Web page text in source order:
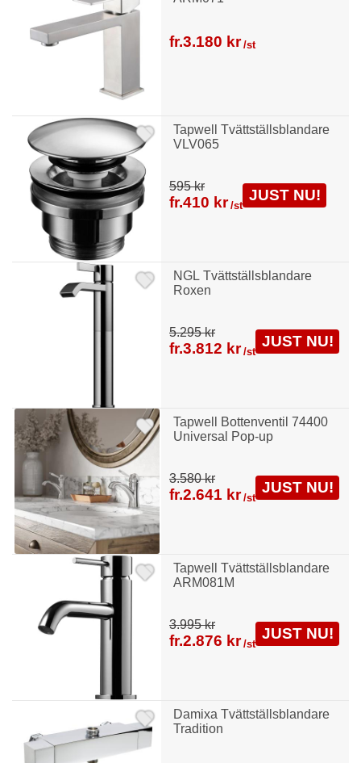
Tapwell Tvättställsblandare
VLV065
NGL Tvättställsblandare
Roxen
fr.3.180 kr /st
Tapwell Bottenventil 74400
Universal Pop-up
595 kr
fr.410 kr /st
JUST NU!
Tapwell Tvättställsblandare
ARM081M
5.295 kr
fr.3.812 kr /st
JUST NU!
Damixa Tvättställsblandare
Tradition
3.580 kr
fr.2.641 kr /st
JUST NU!
3.995 kr
fr.2.876 kr /st
JUST NU!